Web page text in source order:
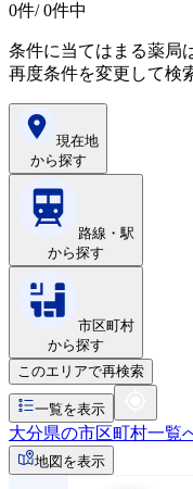
0件/ 0件中
条件に当てはまる薬局
再度条件を変更して検
現在地
から探す
路線・駅
から探す
市区町村
から探す
このエリアで再検索
一覧を表示
大分県の市区町村一覧
地図を表示